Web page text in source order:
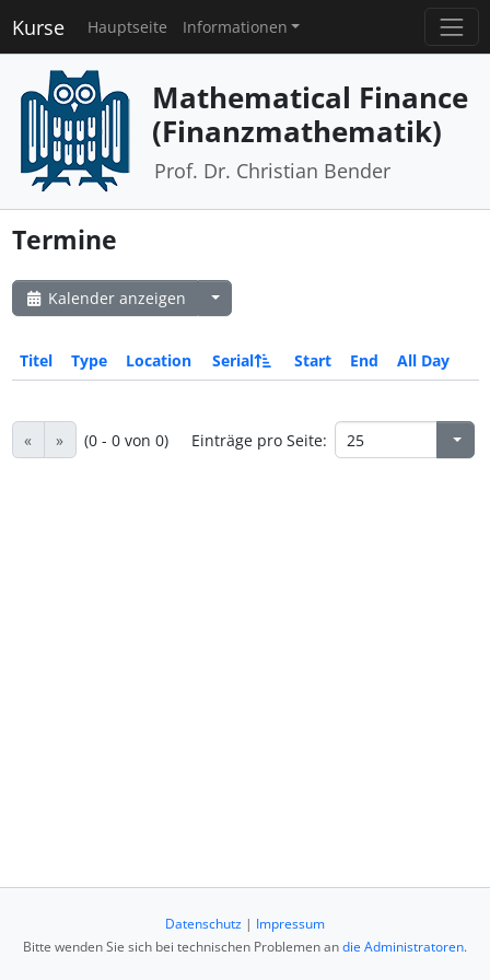
Kurse Hauptseite Informationen
Mathematical Finance
(Finanzmathematik)
Prof. Dr. Christian Bender
Termine
Kalender anzeigen
Titel Type Location Serial Start End All Day
« » (0 - 0 von 0) Einträge pro Seite:
Datenschutz | Impressum
Bitte wenden Sie sich bei technischen Problemen andie Administratoren.